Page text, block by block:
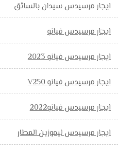
ايجار مرسيدس سيدان بالسائق
ايجار مرسيدس فيانو
ايجار مرسيدس فيانو 2023
ايجار مرسيدس فيانو V250
ايجار مرسيدس فيانو2022
ايجار مرسيدس ليموزين المطار